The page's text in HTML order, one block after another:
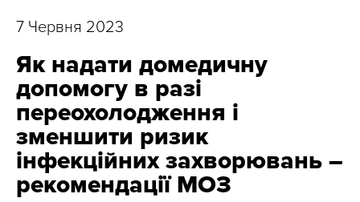
7 Червня 2023
Як надати домедичну
допомогу в разі
переохолодження і
зменшити ризик
інфекційних захворювань –
рекомендації МОЗ